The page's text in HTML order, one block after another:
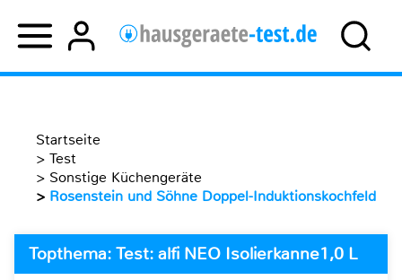
Startseite
> Test
> Sonstige Küchengeräte
> Rosenstein und Söhne Doppel-Induktionskochfeld
Topthema: Test: alfi NEO Isolierkanne1,0 L